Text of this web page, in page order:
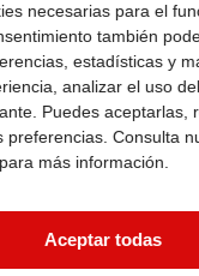
necesarias para el
también
estadísticas y
analizar el uso
Puedes aceptarlas,
preferencias. Consulta
para más información.
Aceptar todas
física
Iquitos 670 - 699, La
8:00 a.m. - 6:30 p.m.
9:00 a.m. - 5:00 p.m.